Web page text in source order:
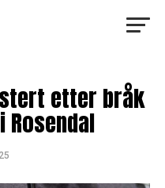
etter bråk